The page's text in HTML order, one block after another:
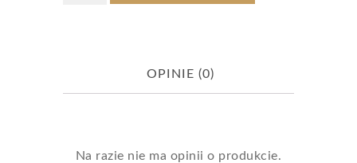
OPINIE (0)
Na razie nie ma opinii o produkcie.